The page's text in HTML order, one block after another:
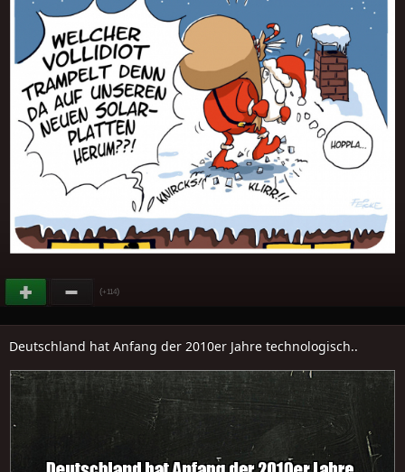
(+114)
Deutschland hat Anfang der 2010er Jahre technologisch..